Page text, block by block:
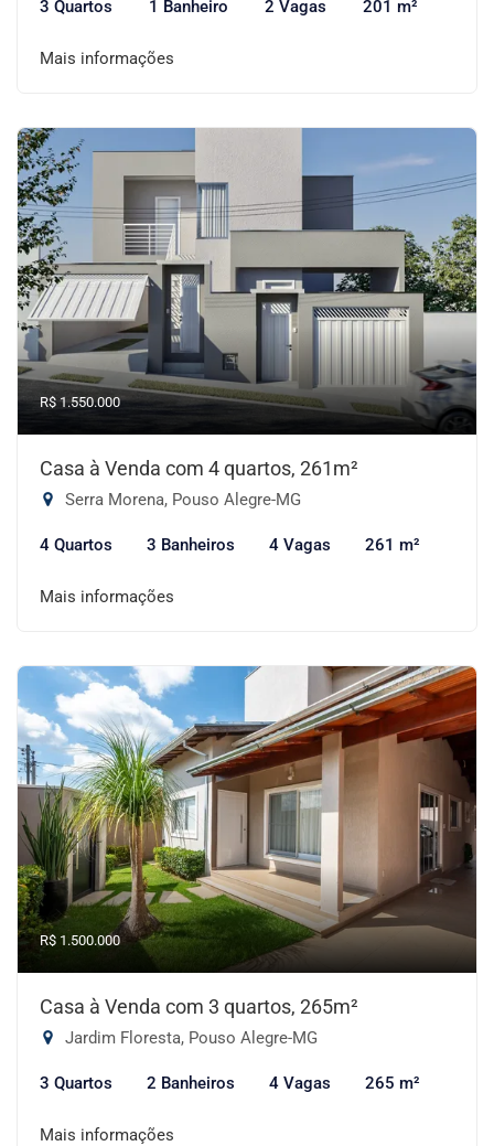
3 Quartos 1 Banheiro 2 Vagas 201 m²
Mais informações
R$ 1.550.000
Casa à Venda com 4 quartos, 261m²
Serra Morena, Pouso Alegre-MG
4 Quartos 3 Banheiros 4 Vagas 261 m²
Mais informações
R$ 1.500.000
Casa à Venda com 3 quartos, 265m²
Jardim Floresta, Pouso Alegre-MG
3 Quartos 2 Banheiros 4 Vagas 265 m²
Mais informações